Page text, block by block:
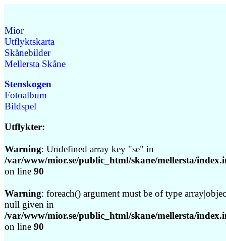
Mior
Utflyktskarta
Skånebilder
Mellersta Skåne
Stenskogen
Fotoalbum
Bildspel
Utflykter:
Warning: Undefined array key "se" in
/var/www/mior.se/public_html/skane/mellersta/
on line 90
Warning: foreach() argument must be of type
null given in
/var/www/mior.se/public_html/skane/mellersta/
on line 90